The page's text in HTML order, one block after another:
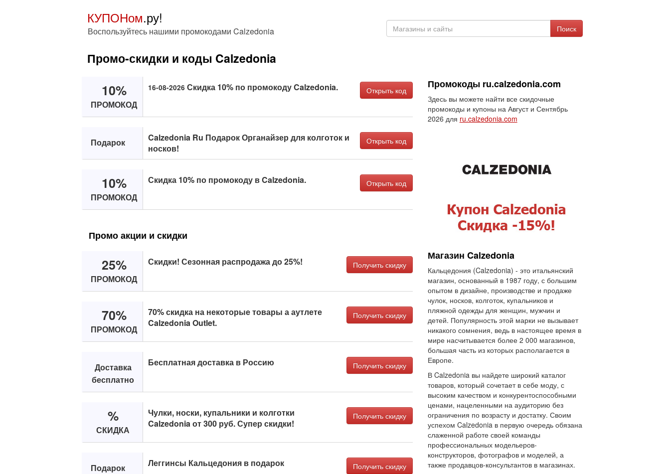
КУПОНом.ру!
Воспользуйтесь нашими промокодами Calzedonia Поиск
Промо-скидки и коды Calzedonia
10%
ПРОМОКОД
16-08-2026 Скидка 10% по промокоду Calzedonia. Открыть код
Подарок
Calzedonia Ru Подарок Органайзер для колготок и
носков!
Открыть код
10%
ПРОМОКОД
Скидка 10% по промокоду в Calzedonia. Открыть код
Промо акции и скидки
25%
ПРОМОКОД
Скидки! Сезонная распродажа до 25%! Получить скидку
70%
ПРОМОКОД
70% скидка на некоторые товары а аутлете
Calzedonia Outlet.
Получить скидку
Доставка
бесплатно
Бесплатная доставка в Россию Получить скидку
%
СКИДКА
Чулки, носки, купальники и колготки
Calzedonia от 300 руб. Супер скидки!
Получить скидку
Подарок Леггинсы Кальцедония в подарок Получить скидку
Промокоды ru.calzedonia.com
Здесь вы можете найти все скидочные
промокоды и купоны на Август и Сентябрь
2026 для ru.calzedonia.com
Магазин Calzedonia
Кальцедония (Calzedonia) - это итальянский
магазин, основанный в 1987 году, с большим
опытом в дизайне, производстве и продаже
чулок, носков, колготок, купальников и
пляжной одежды для женщин, мужчин и
детей. Популярность этой марки не вызывает
никакого сомнения, ведь в настоящее время в
мире насчитывается более 2 000 магазинов,
большая часть из которых располагается в
Европе.
В Calzedonia вы найдете широкий каталог
товаров, который сочетает в себе моду, с
высоким качеством и конкурентоспособными
ценами, нацеленными на аудиторию без
ограничения по возрасту и достатку. Своим
успехом Calzedonia в первую очередь обязана
слаженной работе своей команды
профессиональных модельеров-
конструкторов, фотографов и моделей, а
также продавцов-консультантов в магазинах.